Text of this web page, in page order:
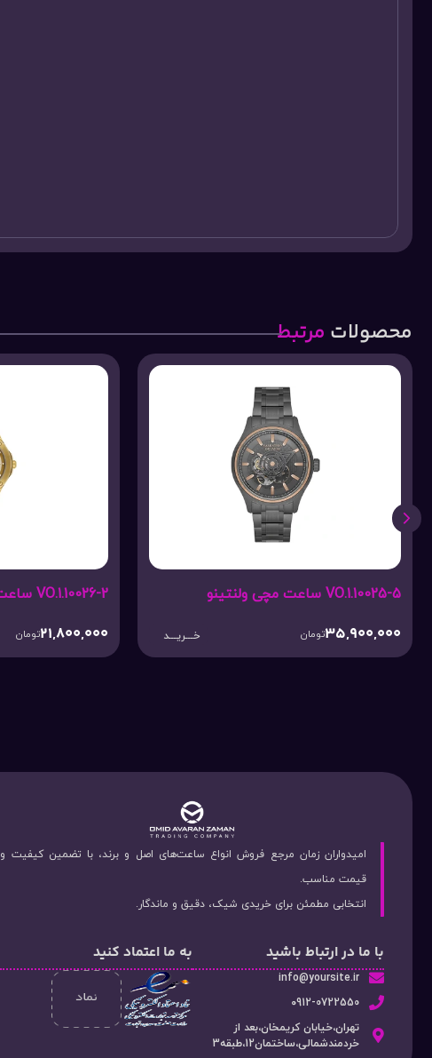
محصولات مرتبط
VO.1.10026-2 ساعت مچی ولنتینو
21,800,000تومان خـــریـــد
VO.1.10027-4 ساعت مچی ولنتینو
24,500,000
امیدواران زمان مرجع فروش انواع ساعت‌های اصل و برند، با تضمین کیفیت و
قیمت مناسب.
انتخابی مطمئن برای خریدی شیک، دقیق و ماندگار.
با ما در ارتباط باشید
info@yoursite.ir
۰912-0722550
تهران،خیابان کریمخان،بعد از
خردمندشمالی،ساختمان12،طبقه3
به ما اعتماد کنید